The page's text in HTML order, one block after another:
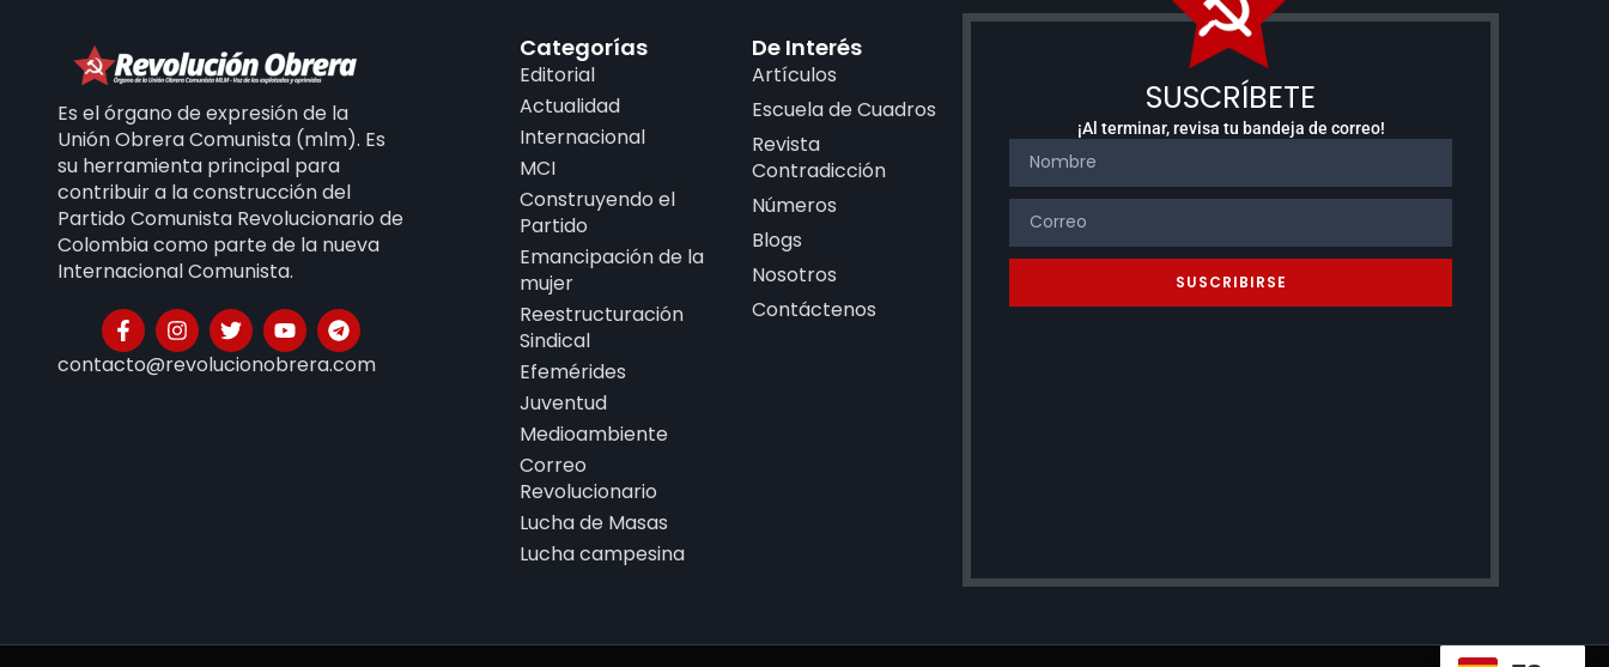
Es el órgano de expresión de la
Unión Obrera Comunista (mlm). Es
su herramienta principal para
contribuir a la construcción del
Partido Comunista Revolucionario de
Colombia como parte de la nueva
Internacional Comunista.
contacto@revolucionobrera.com
Categorías
Editorial
Actualidad
Internacional
MCI
Construyendo el
Partido
Emancipación de la
mujer
Reestructuración
Sindical
Efemérides
Juventud
Medioambiente
Correo
Revolucionario
Lucha de Masas
Lucha campesina
De Interés
Artículos
Escuela de Cuadros
Revista
Contradicción
Números
Blogs
Nosotros
Contáctenos
SUSCRÍBETE
¡Al terminar, revisa tu bandeja de correo!
SUSCRIBIRSE